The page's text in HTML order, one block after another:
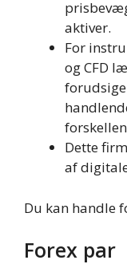
aktiver.
For
og CFD
Dette
af
Du kan handle
Forex par